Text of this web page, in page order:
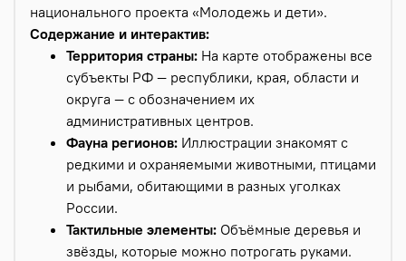
национального проекта «Молодежь и дети».
Содержание и интерактив:
Территория страны: На карте отображены все
субъекты РФ — республики, края, области и
округа — с обозначением их
административных центров.
Фауна регионов: Иллюстрации знакомят с
редкими и охраняемыми животными, птицами
и рыбами, обитающими в разных уголках
России.
Тактильные элементы: Объёмные деревья и
звёзды, которые можно потрогать руками.